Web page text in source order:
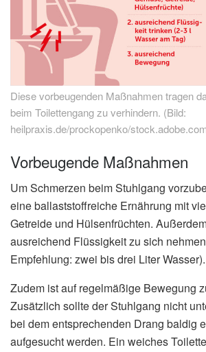
Diese vorbeugenden Maßnahmen tragen
beim Toilettengang zu verhindern. (Bild:
heilpraxis.de/prockopenko/
Vorbeugende Maßnahmen
Um Schmerzen beim Stuhlgang
eine ballaststoffreiche Ernährung mit
Getreide und Hülsenfrüchten.
ausreichend Flüssigkeit zu sich
Empfehlung: zwei bis drei Liter Wasser).
Zudem ist auf regelmäßige Bewegung
Zusätzlich sollte der Stuhlgang nicht
bei dem entsprechenden Drang baldig
aufgesucht werden. Ein weiches